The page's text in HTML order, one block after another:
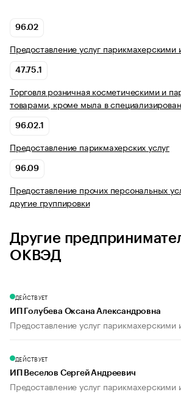
96.02
Предоставление услуг
47.75.1
Торговля розничная косметическими и
товарами, кроме мыла в
96.02.1
Предоставление парикмахерских услуг
96.09
Предоставление прочих персональных
другие группировки
Другие
ОКВЭД
ДЕЙСТВУЕТ
ИП Голубева Оксана Александровна
Предоставление услуг парикмахерскими
ДЕЙСТВУЕТ
ИП Веселов Сергей Андреевич
Предоставление услуг парикмахерскими